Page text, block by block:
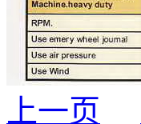
上一页